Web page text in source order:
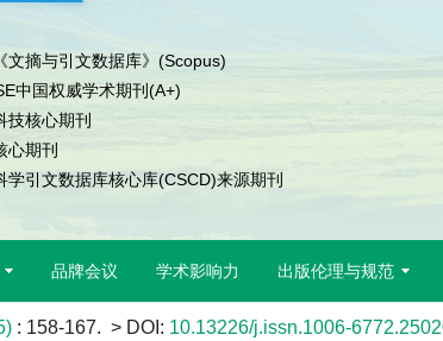
文摘与引文数据库》(Scopus)
中国权威学术期刊(A+)
技核心期刊
心期刊
学引文数据库核心库(CSCD)来源期刊
品牌会议 学术影响力 出版伦理与规范
: 158-167. > DOI: 10.13226/j.issn.1006-